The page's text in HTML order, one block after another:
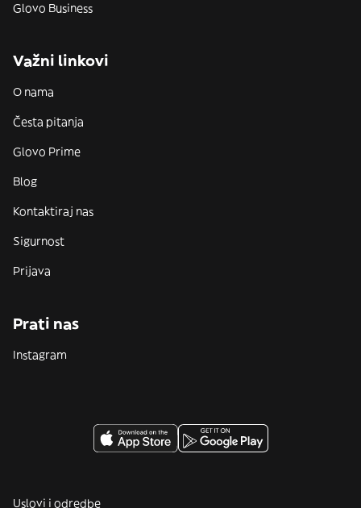
Glovo Business
Važni linkovi
O nama
Česta pitanja
Glovo Prime
Blog
Kontaktiraj nas
Sigurnost
Prijava
Prati nas
Instagram
Uslovi i odredbe